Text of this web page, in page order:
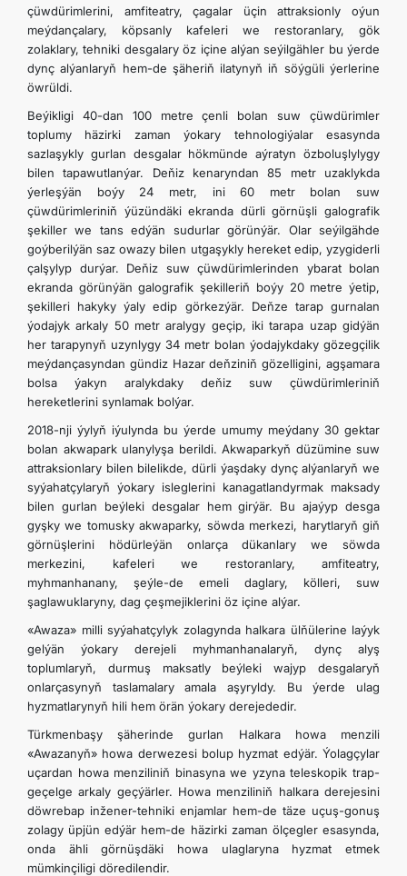
çüwdürimlerini, amfiteatry, çagalar üçin attraksionly oýun
meýdançalary, köpsanly kafeleri we restoranlary, gök
zolaklary, tehniki desgalary öz içine alýan seýilgähler bu ýerde
dynç alýanlaryň hem-de şäheriň ilatynyň iň söýgüli ýerlerine
öwrüldi.
Beýikligi 40-dan 100 metre çenli bolan suw çüwdürimler
toplumy häzirki zaman ýokary tehnologiýalar esasynda
sazlaşykly gurlan desgalar hökmünde aýratyn özboluşlylygy
bilen tapawutlanýar. Deňiz kenaryndan 85 metr uzaklykda
ýerleşýän boýy 24 metr, ini 60 metr bolan suw
çüwdürimleriniň ýüzündäki ekranda dürli görnüşli galografik
şekiller we tans edýän sudurlar görünýär. Olar seýilgähde
goýberilýän saz owazy bilen utgaşykly hereket edip, yzygiderli
çalşylyp durýar. Deňiz suw çüwdürimlerinden ybarat bolan
ekranda görünýän galografik şekilleriň boýy 20 metre ýetip,
şekilleri hakyky ýaly edip görkezýär. Deňze tarap gurnalan
ýodajyk arkaly 50 metr aralygy geçip, iki tarapa uzap gidýän
her tarapynyň uzynlygy 34 metr bolan ýodajykdaky gözegçilik
meýdançasyndan gündiz Hazar deňziniň gözelligini, agşamara
bolsa ýakyn aralykdaky deňiz suw çüwdürimleriniň
hereketlerini synlamak bolýar.
2018-nji ýylyň iýulynda bu ýerde umumy meýdany 30 gektar
bolan akwapark ulanylyşa berildi. Akwaparkyň düzümine suw
attraksionlary bilen bilelikde, dürli ýaşdaky dynç alýanlaryň we
syýahatçylaryň ýokary isleglerini kanagatlandyrmak maksady
bilen gurlan beýleki desgalar hem girýär. Bu ajaýyp desga
gyşky we tomusky akwaparky, söwda merkezi, harytlaryň giň
görnüşlerini hödürleýän onlarça dükanlary we söwda
merkezini, kafeleri we restoranlary, amfiteatry,
myhmanhanany, şeýle-de emeli daglary, kölleri, suw
şaglawuklaryny, dag çeşmejiklerini öz içine alýar.
«Awaza» milli syýahatçylyk zolagynda halkara ülňülerine laýyk
gelýän ýokary derejeli myhmanhanalaryň, dynç alyş
toplumlaryň, durmuş maksatly beýleki wajyp desgalaryň
onlarçasynyň taslamalary amala aşyryldy. Bu ýerde ulag
hyzmatlarynyň hili hem örän ýokary derejededir.
Türkmenbaşy şäherinde gurlan Halkara howa menzili
«Awazanyň» howa derwezesi bolup hyzmat edýär. Ýolagçylar
uçardan howa menziliniň binasyna we yzyna teleskopik trap-
geçelge arkaly geçýärler. Howa menziliniň halkara derejesini
döwrebap inžener-tehniki enjamlar hem-de täze uçuş-gonuş
zolagy üpjün edýär hem-de häzirki zaman ölçegler esasynda,
onda ähli görnüşdäki howa ulaglaryna hyzmat etmek
mümkinçiligi döredilendir.